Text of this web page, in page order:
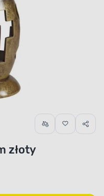
złoty